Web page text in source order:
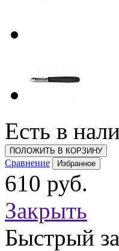
Есть в
ПОЛОЖИТЬ В КОРЗИНУ
Сравнение Избранное
610 руб.
Закрыть
Быстрый